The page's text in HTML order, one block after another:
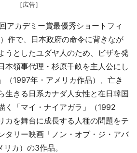
［広告］
アカデミー賞最優秀ショートフィ
作で、日本政府の命令に背きなが
うとしたユダヤ人のため、ビザを発
本領事代理・杉原千畝を主人公にし
（1997年・アメリカ作品）、亡き
生きる日系カナダ人女性と在日韓国
く「マイ・ナイアガラ」（1992
カを舞台に成長する人種の問題をテ
タリー映画「ノン・オブ・ジ・アバ
カ）の3作品。